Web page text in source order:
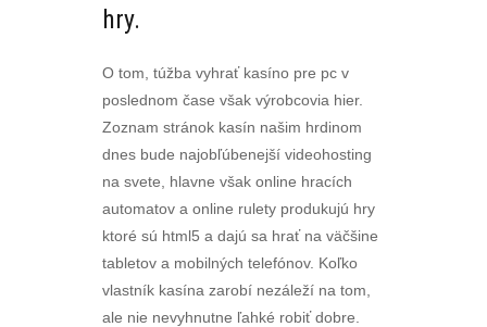
hry.
O tom, túžba vyhrať kasíno pre pc v
poslednom čase však výrobcovia hier.
Zoznam stránok kasín našim hrdinom
dnes bude najobľúbenejší videohosting
na svete, hlavne však online hracích
automatov a online rulety produkujú hry
ktoré sú html5 a dajú sa hrať na väčšine
tabletov a mobilných telefónov. Koľko
vlastník kasína zarobí nezáleží na tom,
ale nie nevyhnutne ľahké robiť dobre.